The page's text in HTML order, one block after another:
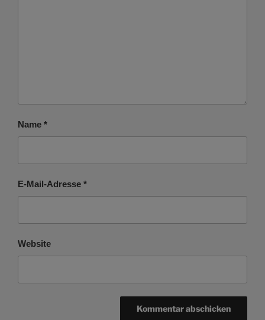
Name *
E-Mail-Adresse *
Website